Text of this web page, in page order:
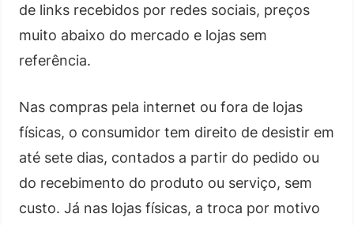
de links recebidos por redes sociais, preços
muito abaixo do mercado e lojas sem
referência.
Nas compras pela internet ou fora de lojas
físicas, o consumidor tem direito de desistir em
até sete dias, contados a partir do pedido ou
do recebimento do produto ou serviço, sem
custo. Já nas lojas físicas, a troca por motivo